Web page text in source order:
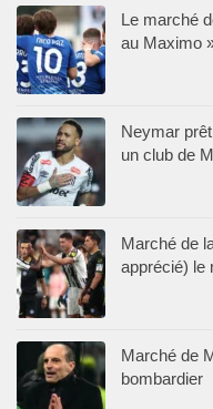
Le marché
au Maximo
Neymar
un club de
Marché de
apprécié) le
Marché de
bombardier